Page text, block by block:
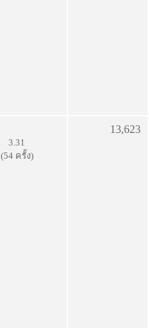
3.31
(54 ครั้ง)
13,623